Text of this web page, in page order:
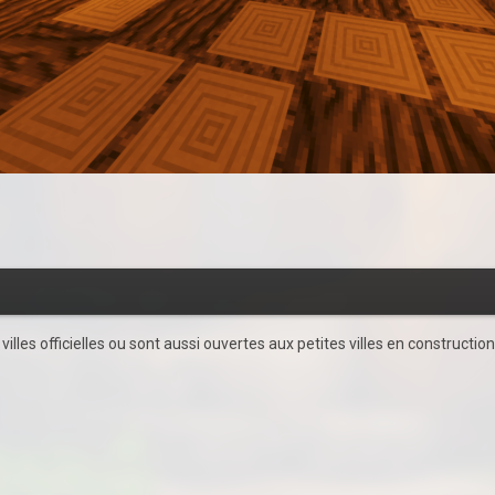
officielles ou sont aussi ouvertes aux petites villes en